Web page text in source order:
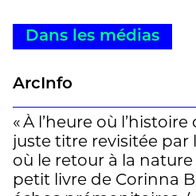
Dans les médias
ArcInfo
« À l’heure où
juste titre revisitée par
où le retour à la
petit livre de Corinna